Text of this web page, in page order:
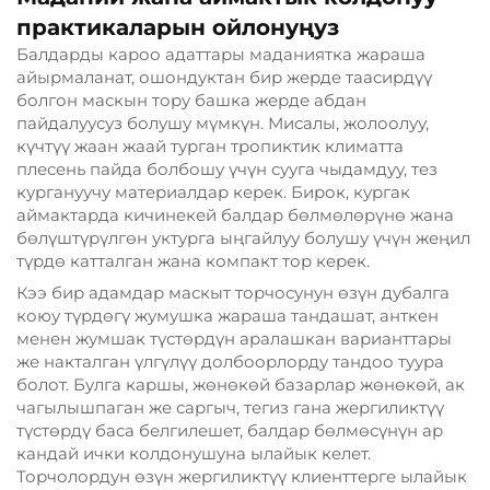
практикаларын ойлонуңуз
Балдарды кароо адаттары маданиятка жараша
айырмаланат, ошондуктан бир жерде таасирдүү
болгон маскын тору башка жерде абдан
пайдалуусуз болушу мүмкүн. Мисалы, жолоолуу,
күчтүү жаан жаай турган тропиктик климатта
плесень пайда болбошу үчүн сууга чыдамдуу, тез
кургануучу материалдар керек. Бирок, кургак
аймактарда кичинекей балдар бөлмөлөрүнө жана
бөлүштүрүлгөн уктурга ыңгайлуу болушу үчүн жеңил
түрдө катталган жана компакт тор керек.
Кээ бир адамдар маскыт торчосунун өзүн дубалга
коюу түрдөгү жумушка жараша тандашат, анткен
менен жумшак түстөрдүн аралашкан варианттары
же накталган үлгүлүү долбоорлорду тандоо туура
болот. Булга каршы, жөнөкөй базарлар жөнөкөй, ак
чагылышпаган же саргыч, тегиз гана жергиликтүү
түстөрдү баса белгилешет, балдар бөлмөсүнүн ар
кандай ички колдонушуна ылайык келет.
Торчолордун өзүн жергиликтүү клиенттерге ылайык